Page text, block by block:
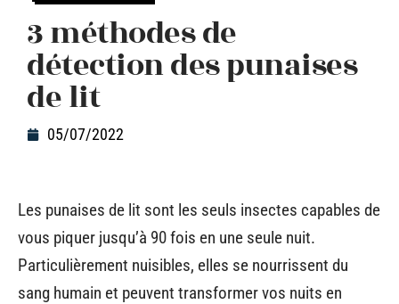
3 méthodes de
détection des punaises
de lit
05/07/2022
Les punaises de lit sont les seuls insectes capables de
vous piquer jusqu’à 90 fois en une seule nuit.
Particulièrement nuisibles, elles se nourrissent du
sang humain et peuvent transformer vos nuits en